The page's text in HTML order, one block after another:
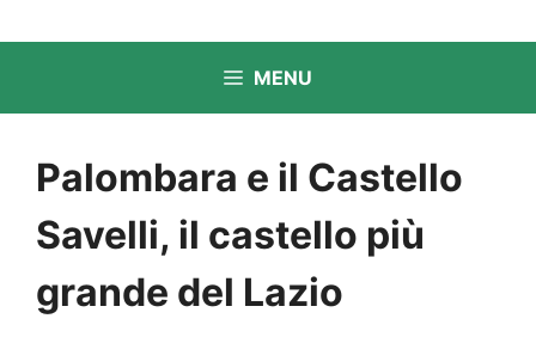
MENU
Palombara e il Castello
Savelli, il castello più
grande del Lazio